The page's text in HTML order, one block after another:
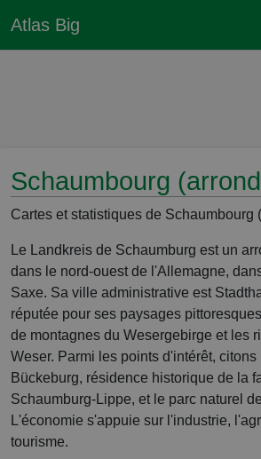
Atlas Big
Schaumbourg
Cartes et statistiques de Schaumbourg
Le Landkreis de Schaumburg est un
dans le nord-ouest de l'Allemagne,
Saxe. Sa ville administrative est
réputée pour ses paysages
de montagnes du Wesergebirge et les
Weser. Parmi les points d'intérêt, citons
Bückeburg, résidence historique de la
Schaumburg-Lippe, et le parc naturel
L'économie s'appuie sur l'industrie,
tourisme.